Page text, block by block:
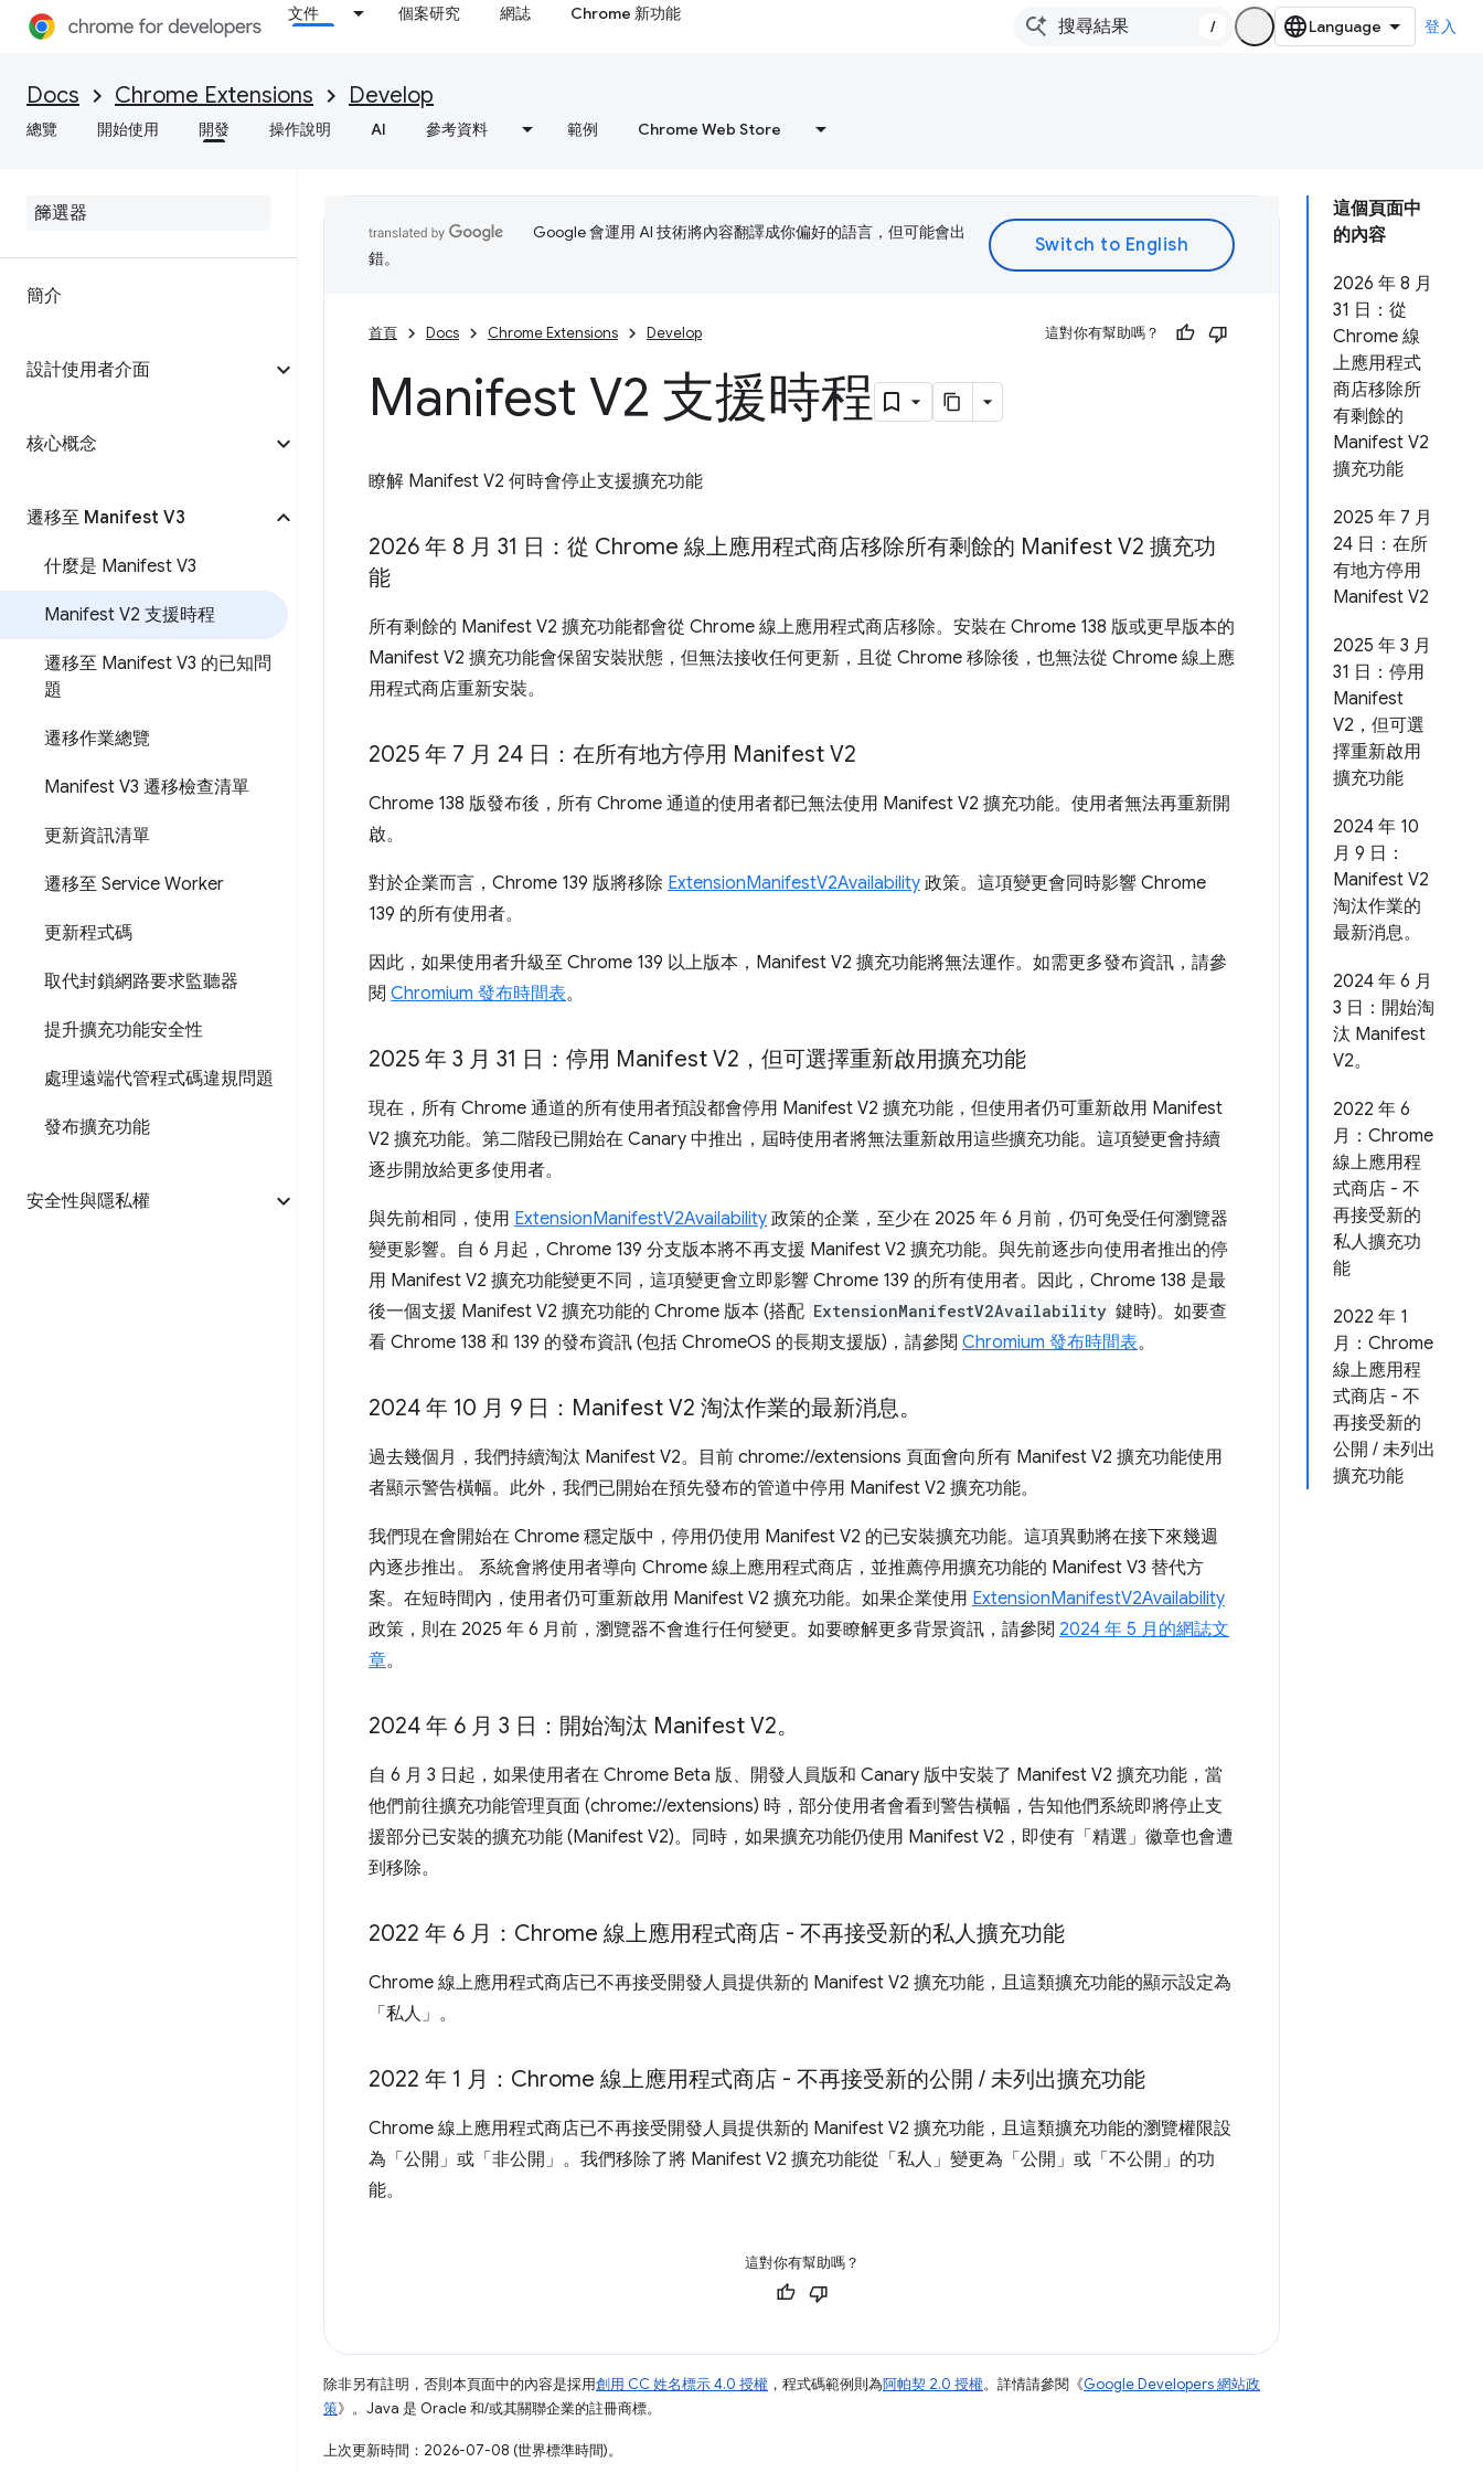
文件 個案研究 網誌 Chrome 新功能
/ 登入
Docs Chrome Extensions Develop
總覽 開始使用 開發 操作說明 AI 參考資料 範例 Chrome Web Store
簡介
設計使用者介面
核心概念
遷移至 Manifest V3
什麼是 Manifest V3
Manifest V2 支援時程
遷移至 Manifest V3 的已知問
題
遷移作業總覽
Manifest V3 遷移檢查清單
更新資訊清單
遷移至 Service Worker
更新程式碼
取代封鎖網路要求監聽器
提升擴充功能安全性
處理遠端代管程式碼違規問題
發布擴充功能
安全性與隱私權
這個頁面中
的內容
2026 年 8 月
31 日：從
Chrome 線
上應用程式
商店移除所
有剩餘的
Manifest V2
擴充功能
2025 年 7 月
24 日：在所
有地方停用
Manifest V2
2025 年 3 月
31 日：停用
Manifest
V2，但可選
擇重新啟用
擴充功能
2024 年 10
月 9 日：
Manifest V2
淘汰作業的
最新消息。
2024 年 6 月
3 日：開始淘
汰 Manifest
V2。
2022 年 6
月：Chrome
線上應用程
式商店 - 不
再接受新的
私人擴充功
能
2022 年 1
月：Chrome
線上應用程
式商店 - 不
再接受新的
公開 / 未列出
擴充功能
Google 會運用 AI 技術將內容翻譯成你偏好的語言，但可能會出
錯。
首頁 Docs Chrome Extensions Develop 這對你有幫助嗎？
Manifest V2 支援時程
瞭解 Manifest V2 何時會停止支援擴充功能
2026 年 8 月 31 日：從 Chrome 線上應用程式商店移除所有剩餘的 Manifest V2 擴充功
能
所有剩餘的 Manifest V2 擴充功能都會從 Chrome 線上應用程式商店移除。安裝在 Chrome 138 版或更早版本的
Manifest V2 擴充功能會保留安裝狀態，但無法接收任何更新，且從 Chrome 移除後，也無法從 Chrome 線上應
用程式商店重新安裝。
2025 年 7 月 24 日：在所有地方停用 Manifest V2
Chrome 138 版發布後，所有 Chrome 通道的使用者都已無法使用 Manifest V2 擴充功能。使用者無法再重新開
啟。
對於企業而言，Chrome 139 版將移除 ExtensionManifestV2Availability 政策。這項變更會同時影響 Chrome
139 的所有使用者。
因此，如果使用者升級至 Chrome 139 以上版本，Manifest V2 擴充功能將無法運作。如需更多發布資訊，請參
閱 Chromium 發布時間表。
2025 年 3 月 31 日：停用 Manifest V2，但可選擇重新啟用擴充功能
現在，所有 Chrome 通道的所有使用者預設都會停用 Manifest V2 擴充功能，但使用者仍可重新啟用 Manifest
V2 擴充功能。第二階段已開始在 Canary 中推出，屆時使用者將無法重新啟用這些擴充功能。這項變更會持續
逐步開放給更多使用者。
與先前相同，使用 ExtensionManifestV2Availability 政策的企業，至少在 2025 年 6 月前，仍可免受任何瀏覽器
變更影響。自 6 月起，Chrome 139 分支版本將不再支援 Manifest V2 擴充功能。與先前逐步向使用者推出的停
用 Manifest V2 擴充功能變更不同，這項變更會立即影響 Chrome 139 的所有使用者。因此，Chrome 138 是最
後一個支援 Manifest V2 擴充功能的 Chrome 版本 (搭配 ExtensionManifestV2Availability 鍵時)。如要查
看 Chrome 138 和 139 的發布資訊 (包括 ChromeOS 的長期支援版)，請參閱 Chromium 發布時間表。
2024 年 10 月 9 日：Manifest V2 淘汰作業的最新消息。
過去幾個月，我們持續淘汰 Manifest V2。目前 chrome://extensions 頁面會向所有 Manifest V2 擴充功能使用
者顯示警告橫幅。此外，我們已開始在預先發布的管道中停用 Manifest V2 擴充功能。
我們現在會開始在 Chrome 穩定版中，停用仍使用 Manifest V2 的已安裝擴充功能。這項異動將在接下來幾週
內逐步推出。 系統會將使用者導向 Chrome 線上應用程式商店，並推薦停用擴充功能的 Manifest V3 替代方
案。在短時間內，使用者仍可重新啟用 Manifest V2 擴充功能。如果企業使用 ExtensionManifestV2Availability
政策，則在 2025 年 6 月前，瀏覽器不會進行任何變更。如要瞭解更多背景資訊，請參閱 2024 年 5 月的網誌文
章。
2024 年 6 月 3 日：開始淘汰 Manifest V2。
自 6 月 3 日起，如果使用者在 Chrome Beta 版、開發人員版和 Canary 版中安裝了 Manifest V2 擴充功能，當
他們前往擴充功能管理頁面 (chrome://extensions) 時，部分使用者會看到警告橫幅，告知他們系統即將停止支
援部分已安裝的擴充功能 (Manifest V2)。同時，如果擴充功能仍使用 Manifest V2，即使有「精選」徽章也會遭
到移除。
2022 年 6 月：Chrome 線上應用程式商店 - 不再接受新的私人擴充功能
Chrome 線上應用程式商店已不再接受開發人員提供新的 Manifest V2 擴充功能，且這類擴充功能的顯示設定為
「私人」。
2022 年 1 月：Chrome 線上應用程式商店 - 不再接受新的公開 / 未列出擴充功能
Chrome 線上應用程式商店已不再接受開發人員提供新的 Manifest V2 擴充功能，且這類擴充功能的瀏覽權限設
為「公開」或「非公開」。我們移除了將 Manifest V2 擴充功能從「私人」變更為「公開」或「不公開」的功
能。
這對你有幫助嗎？
除非另有註明，否則本頁面中的內容是採用創用 CC 姓名標示 4.0 授權 ，程式碼範例則為阿帕契 2.0 授權。詳情請參閱《Google Developers 網站政
策》。Java 是 Oracle 和/或其關聯企業的註冊商標。
上次更新時間：2026-07-08 (世界標準時間)。